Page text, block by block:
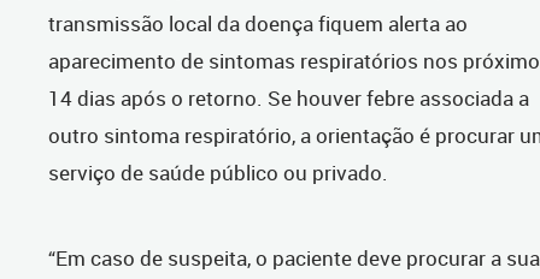
transmissão local da doença fiquem alerta ao
aparecimento de sintomas respiratórios nos
14 dias após o retorno. Se houver febre associada a
outro sintoma respiratório, a orientação é procurar
serviço de saúde público ou privado.
“Em caso de suspeita, o paciente deve procurar a sua